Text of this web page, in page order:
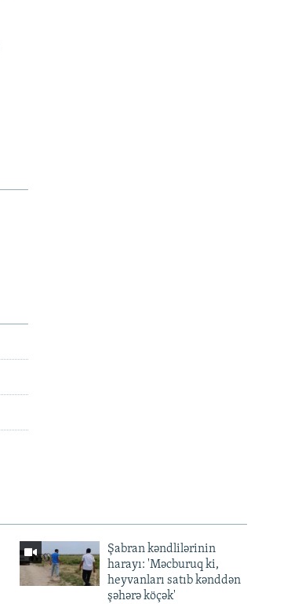
Şabran kəndlilərinin
harayı: 'Məcburuq ki,
heyvanları satıb kənddən
şəhərə köçək'